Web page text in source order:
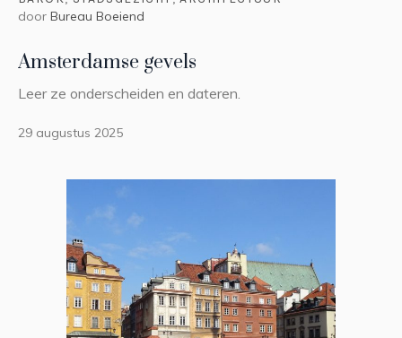
door Bureau Boeiend
Amsterdamse gevels
Leer ze onderscheiden en dateren.
29 augustus 2025